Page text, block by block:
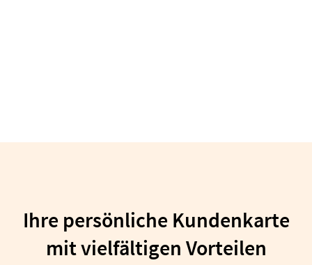
Ihre persönliche Kundenkarte
mit vielfältigen Vorteilen